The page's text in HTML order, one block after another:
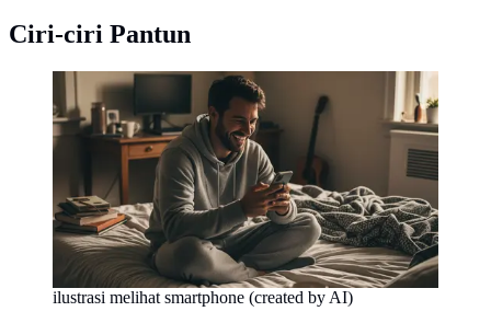
Ciri-ciri Pantun
ilustrasi melihat smartphone (created by AI)